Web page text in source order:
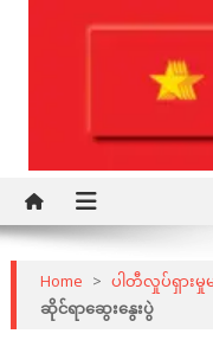
DPNS
Home > ပါတီလှုပ်ရှားမှုမ
ဆိုင်ရာဆွေးနွေးပွဲ